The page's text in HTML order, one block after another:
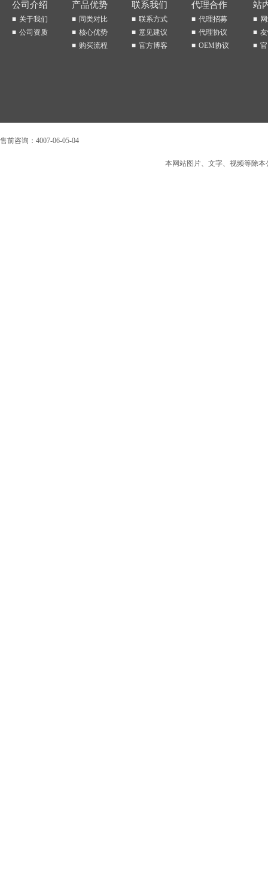
公司介绍
关于我们
公司资质
产品优势
同类对比
核心优势
购买流程
联系我们
联系方式
意见建议
官方博客
代理合作
代理招募
代理协议
OEM协议
站
售前咨询：4007-06-05-04
本网站图片、文字、视频等除